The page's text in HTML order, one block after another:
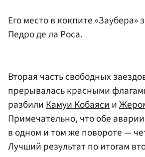
Его место в кокпите «Заубера»
Педро де ла Роса.
Вторая часть свободных
прерывалась красными
разбилиКамуи Кобаясии
Примечательно, что обе
в одном и том же повороте —
Лучший результат по итогам